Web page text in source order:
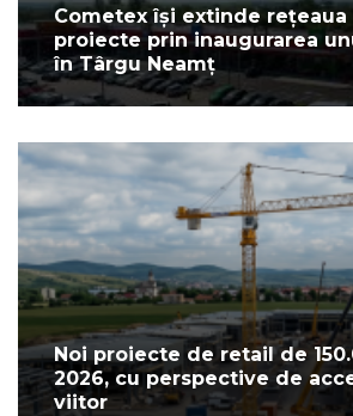
Cometex își extinde rețeaua
proiecte prin inaugurarea
în Târgu Neamț
Noi proiecte de retail de
2026, cu perspective de
viitor